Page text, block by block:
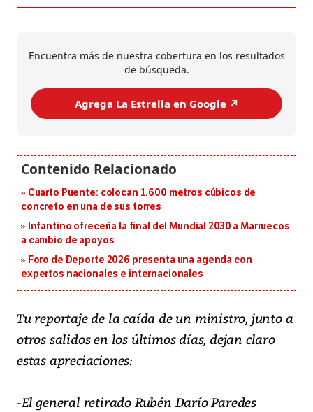
Encuentra más de nuestra cobertura en los resultados
de búsqueda.
Agrega La Estrella en Google ↗️
Cuarto Puente: colocan 1,600 metros cúbicos de
concreto en una de sus torres
Infantino ofrecería la final del Mundial 2030 a Marruecos
a cambio de apoyos
Foro de Deporte 2026 presenta una agenda con
expertos nacionales e internacionales
Tu reportaje de la caída de un ministro, junto a
otros salidos en los últimos días, dejan claro
estas apreciaciones:
-El general retirado Rubén Darío Paredes